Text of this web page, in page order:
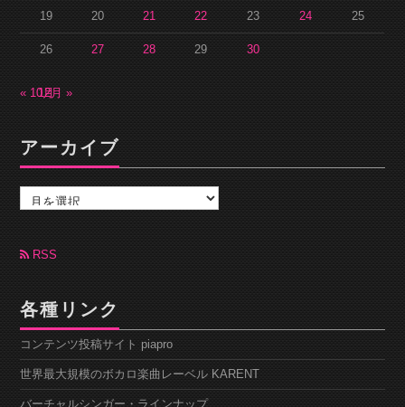
19 20 21 22 23 24 25
26 27 28 29 30
« 10月12月 »
アーカイブ
カ
ブ RSS
各種リンク
コンテンツ投稿サイト piapro
世界最大規模のボカロ楽曲レーベル KARENT
バーチャルシンガー・ラインナップ